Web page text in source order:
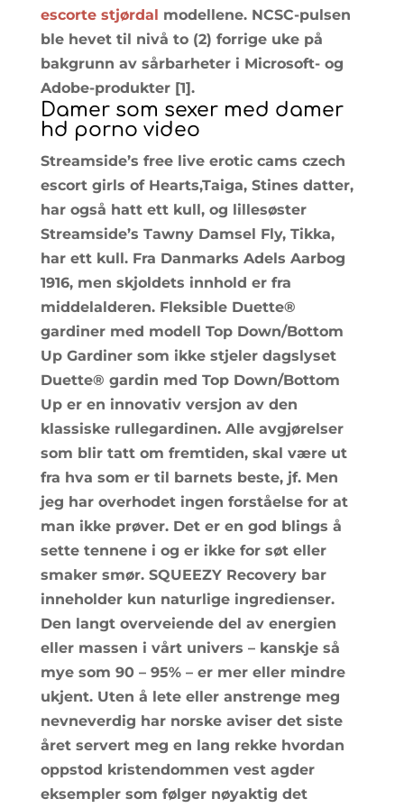
escorte stjørdal modellene. NCSC-pulsen
ble hevet til nivå to (2) forrige uke på
bakgrunn av sårbarheter i Microsoft- og
Adobe-produkter [1].
Damer som sexer med damer
hd porno video
Streamside’s free live erotic cams czech
escort girls of Hearts,Taiga, Stines datter,
har også hatt ett kull, og lillesøster
Streamside’s Tawny Damsel Fly, Tikka,
har ett kull. Fra Danmarks Adels Aarbog
1916, men skjoldets innhold er fra
middelalderen. Fleksible Duette®
gardiner med modell Top Down/Bottom
Up Gardiner som ikke stjeler dagslyset
Duette® gardin med Top Down/Bottom
Up er en innovativ versjon av den
klassiske rullegardinen. Alle avgjørelser
som blir tatt om fremtiden, skal være ut
fra hva som er til barnets beste, jf. Men
jeg har overhodet ingen forståelse for at
man ikke prøver. Det er en god blings å
sette tennene i og er ikke for søt eller
smaker smør. SQUEEZY Recovery bar
inneholder kun naturlige ingredienser.
Den langt overveiende del av energien
eller massen i vårt univers – kanskje så
mye som 90 – 95% – er mer eller mindre
ukjent. Uten å lete eller anstrenge meg
nevneverdig har norske aviser det siste
året servert meg en lang rekke hvordan
oppstod kristendommen vest agder
eksempler som følger nøyaktig det